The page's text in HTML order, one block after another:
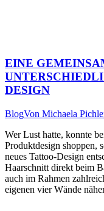
EINE
DESIGN
BlogVon Michaela
Wer Lust hatte, konnte
Produktdesign shoppen,
neues Tattoo-Design
Haarschnitt direkt beim
auch im Rahmen
eigenen vier Wände